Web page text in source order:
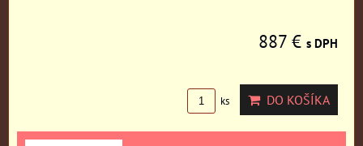
887 € s DPH
ks DO KOŠÍKA